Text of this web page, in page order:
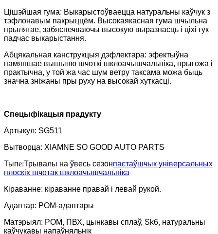
Цішэйшая гума: Выкарыстоўваецца натуральны каўчук з
тэфлонавым пакрыццём. Высокаякасная гума шчыльна
прылягае, забяспечваючы высокую выразнасць і ціхі гук
падчас выкарыстання.
Абцякальная канструкцыя дэфлектара: эфектыўна
памяншае вышыню шчоткі шклоачышчальніка, прыгожа і
практычна, у той жа час шум ветру таксама можа быць
значна зніжаны пры руху на высокай хуткасці.
Спецыфікацыя прадукту
Артыкул: SG511
Вытворца: XIAMNE SO GOOD AUTO PARTS
Тыпe:Трывалы на ўвесь сезонпастаўшчык універсальных
плоскіх шчотак шклоачышчальніка
Кіраванне: кіраванне правай і левай рукой.
Адаптар: POM-адаптары
Матэрыял: POM, ПВХ, цынкавы сплаў, Sk6, натуральны
каўчукавы напаўняльнік